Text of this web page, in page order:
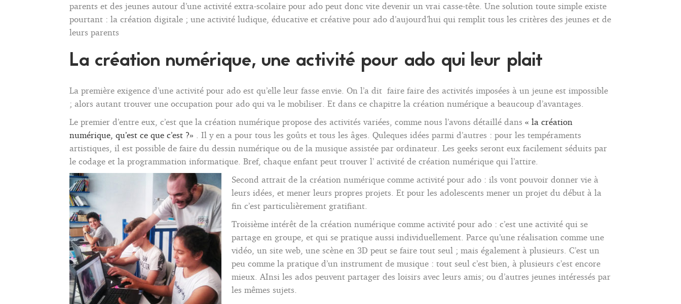
parents et des jeunes autour d’une activité extra-scolaire pour ado peut donc vite devenir un vrai casse-tête. Une solution toute simple existe
pourtant : la création digitale ; une activité ludique, éducative et créative pour ado d’aujourd’hui qui remplit tous les critères des jeunes et de
leurs parents
La création numérique, une activité pour ado qui leur plait
La première exigence d’une activité pour ado est qu’elle leur fasse envie. On l’a dit faire faire des activités imposées à un jeune est impossible
; alors autant trouver une occupation pour ado qui va le mobiliser. Et dans ce chapitre la création numérique a beaucoup d’avantages.
Le premier d’entre eux, c’est que la création numérique propose des activités variées, comme nous l’avons détaillé dans « la création
numérique, qu’est ce que c’est ?»
. Il y en a pour tous les goûts et tous les âges. Quleques idées parmi d’autres : pour les tempéraments
artistiques, il est possible de faire du dessin numérique ou de la musique assistée par ordinateur. Les geeks seront eux facilement séduits par
le codage et la programmation informatique. Bref, chaque enfant peut trouver l’ activité de création numérique qui l’attire.
Second attrait de la création numérique comme activité pour ado : ils vont pouvoir donner vie à
leurs idées, et mener leurs propres projets. Et pour les adolescents mener un projet du début à la
fin c’est particulièrement gratifiant.
Troisième intérêt de la création numérique comme activité pour ado : c’est une activité qui se
partage en groupe, et qui se pratique aussi individuellement. Parce qu’une réalisation comme une
vidéo, un site web, une scène en 3D peut se faire tout seul ; mais également à plusieurs. C’est un
peu comme la pratique d’un instrument de musique : tout seul c’est bien, à plusieurs c’est encore
mieux. AInsi les ados peuvent partager des loisirs avec leurs amis; ou d’autres jeunes intéressés par
les mêmes sujets.